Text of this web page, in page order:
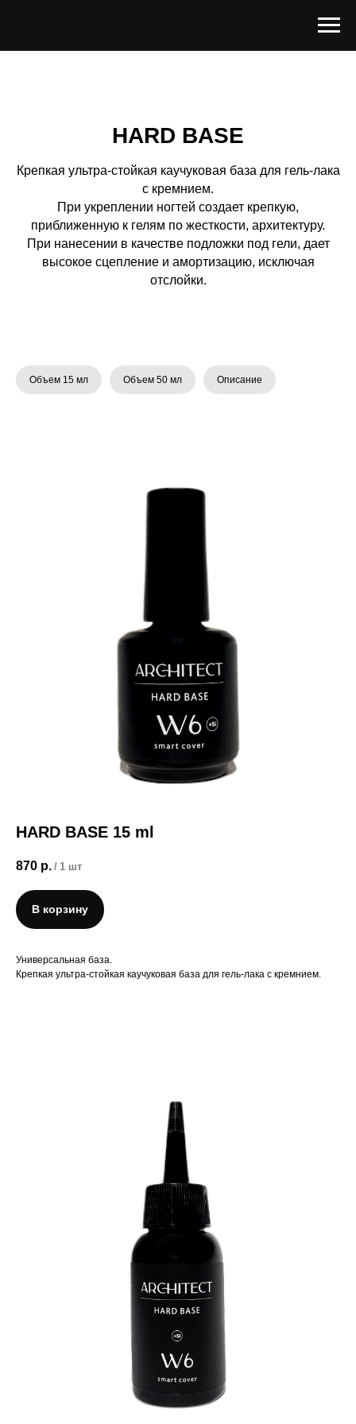
HARD BASE
Крепкая ультра-стойкая каучуковая база для гель-лака
с кремнием.
При укреплении ногтей создает крепкую,
приближенную к гелям по жесткости, архитектуру.
При нанесении в качестве подложки под гели, дает
высокое сцепление и амортизацию, исключая
отслойки.
Объем 15 мл Объем 50 мл Описание
HARD BASE 15 ml
870 р. / 1 шт
В корзину
Универсальная база.
Крепкая ультра-стойкая каучуковая база для гель-лака с кремнием.